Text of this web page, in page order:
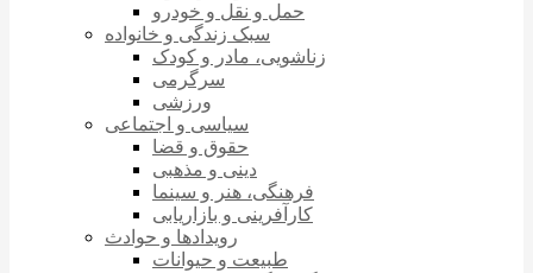
حمل و نقل و خودرو
سبک زندگی و خانواده
زناشویی، مادر و کودک
سرگرمی
ورزشی
سیاسی و اجتماعی
حقوق و قضا
دینی و مذهبی
فرهنگی، هنر و سینما
کارآفرینی و بازاریابی
رویدادها و حوادث
طبیعت و حیوانات